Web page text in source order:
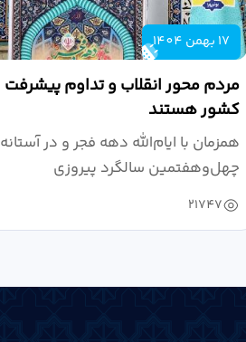
17 بهمن 1404
مردم محور انقلاب و تداوم پیشرفت
کشور هستند
همزمان با ایام‌الله دهه فجر و در آستانه
چهل‌وهفتمین سالگرد پیروزی
شکوهمند...
21747